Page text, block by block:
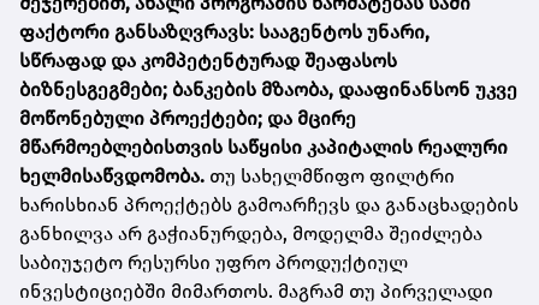
ფაქტორი განსაზღვრავს: სააგენტოს უნარი,
სწრაფად და კომპეტენტურად შეაფასოს
ბიზნესგეგმები; ბანკების მზაობა, დააფინანსონ უკვე
მოწონებული პროექტები; და მცირე
მწარმოებლებისთვის საწყისი კაპიტალის რეალური
ხელმისაწვდომობა. თუ სახელმწიფო ფილტრი
ხარისხიან პროექტებს გამოარჩევს და განაცხადების
განხილვა არ გაჭიანურდება, მოდელმა შეიძლება
საბიუჯეტო რესურსი უფრო პროდუქტიულ
ინვესტიციებში მიმართოს. მაგრამ თუ პირველადი